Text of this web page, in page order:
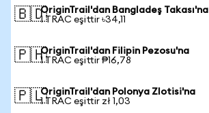
🇧🇩OriginTrail'dan Bangladeş Takası'na
1 TRAC eşittir ৳34,11
🇵🇭OriginTrail'dan Filipin Pezosu'na
1 TRAC eşittir ₱16,78
🇵🇱OriginTrail'dan Polonya Zlotisi'na
1 TRAC eşittir zł 1,03